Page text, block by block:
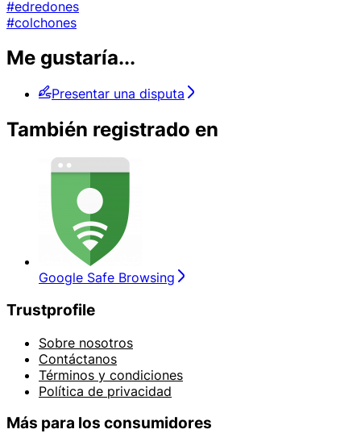
#edredones
#colchones
Me gustaría...
Presentar una disputa
También registrado en
Google Safe Browsing
Trustprofile
Sobre nosotros
Contáctanos
Términos y condiciones
Política de privacidad
Más para los consumidores